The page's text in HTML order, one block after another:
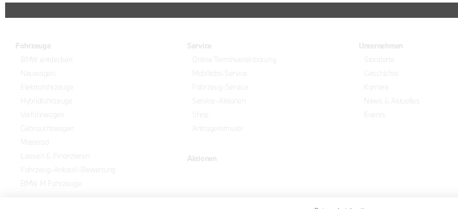
Fahrzeuge
BMW entdecken
Neuwagen
Elektrofahrzeuge
Hybridfahrzeuge
Vorführwagen
Gebrauchtwagen
Motorrad
Leasen & Finanzieren
Fahrzeug-Ankauf/-Bewertung
BMW M Fahrzeuge
Service
Online Terminvereinbarung
Mobilitäts-Service
Fahrzeug-Service
Service-Aktionen
Anfrageformular
Aktionen
Unternehmen
Standorte
Geschichte
Karriere
News & Aktuelles
Events